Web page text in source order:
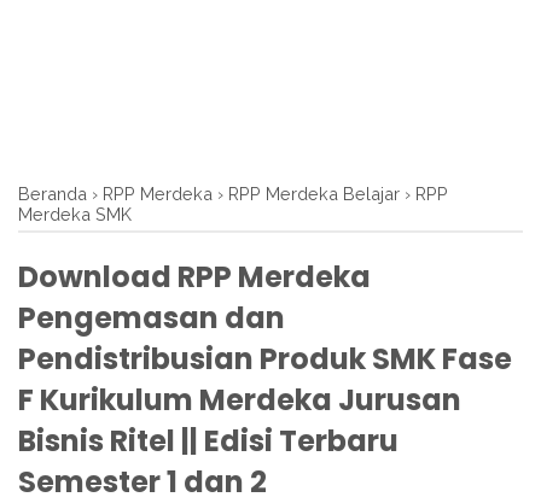
Beranda › RPP Merdeka › RPP Merdeka Belajar › RPP
Merdeka SMK
Download RPP Merdeka
Pengemasan dan
Pendistribusian Produk SMK Fase
F Kurikulum Merdeka Jurusan
Bisnis Ritel || Edisi Terbaru
Semester 1 dan 2